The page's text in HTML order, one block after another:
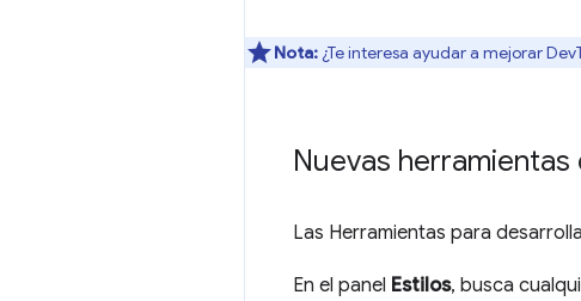
Nota: ¿Te interesa ayudar a mejorar
Nuevas
Las Herramientas para
En el panel Estilos, busca